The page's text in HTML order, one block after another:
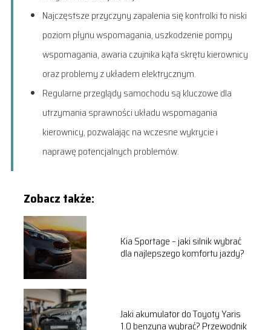
Najczęstsze przyczyny zapalenia się kontrolki to niski
poziom płynu wspomagania, uszkodzenie pompy
wspomagania, awaria czujnika kąta skrętu kierownicy
oraz problemy z układem elektrycznym.
Regularne przeglądy samochodu są kluczowe dla
utrzymania sprawności układu wspomagania
kierownicy, pozwalając na wczesne wykrycie i
naprawę potencjalnych problemów.
Zobacz także:
Kia Sportage – jaki silnik wybrać
dla najlepszego komfortu jazdy?
Jaki akumulator do Toyoty Yaris
1.0 benzyna wybrać? Przewodnik